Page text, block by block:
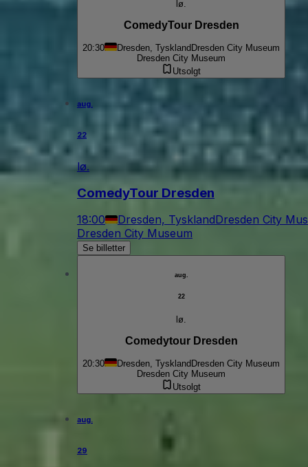
lø.
ComedyTour Dresden
20:30 Dresden, Tyskland Dresden City Museum
Dresden City Museum
Utsolgt
aug.
22
lø.
ComedyTour Dresden
18:00 Dresden, TysklandDresden City
Dresden City Museum
Se billetter
aug.
22
lø.
Comedytour Dresden
20:30 Dresden, Tyskland Dresden City Museum
Dresden City Museum
Utsolgt
aug.
29